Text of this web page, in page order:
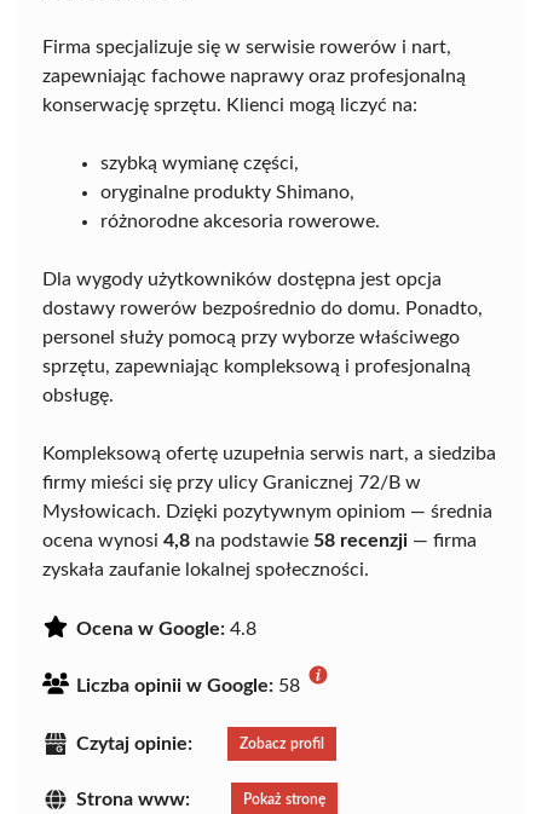
Firma specjalizuje się w serwisie rowerów i nart,
zapewniając fachowe naprawy oraz profesjonalną
konserwację sprzętu. Klienci mogą liczyć na:
szybką wymianę części,
oryginalne produkty Shimano,
różnorodne akcesoria rowerowe.
Dla wygody użytkowników dostępna jest opcja
dostawy rowerów bezpośrednio do domu. Ponadto,
personel służy pomocą przy wyborze właściwego
sprzętu, zapewniając kompleksową i profesjonalną
obsługę.
Kompleksową ofertę uzupełnia serwis nart, a siedziba
firmy mieści się przy ulicy Granicznej 72/B w
Mysłowicach. Dzięki pozytywnym opiniom — średnia
ocena wynosi 4,8 na podstawie 58 recenzji — firma
zyskała zaufanie lokalnej społeczności.
Ocena w Google: 4.8
Liczba opinii w Google: 58
Czytaj opinie: Zobacz profil
Strona www: Pokaż stronę